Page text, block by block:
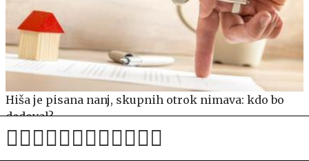
Hiša je pisana nanj, skupnih otrok nimava: kdo bo
dedoval?